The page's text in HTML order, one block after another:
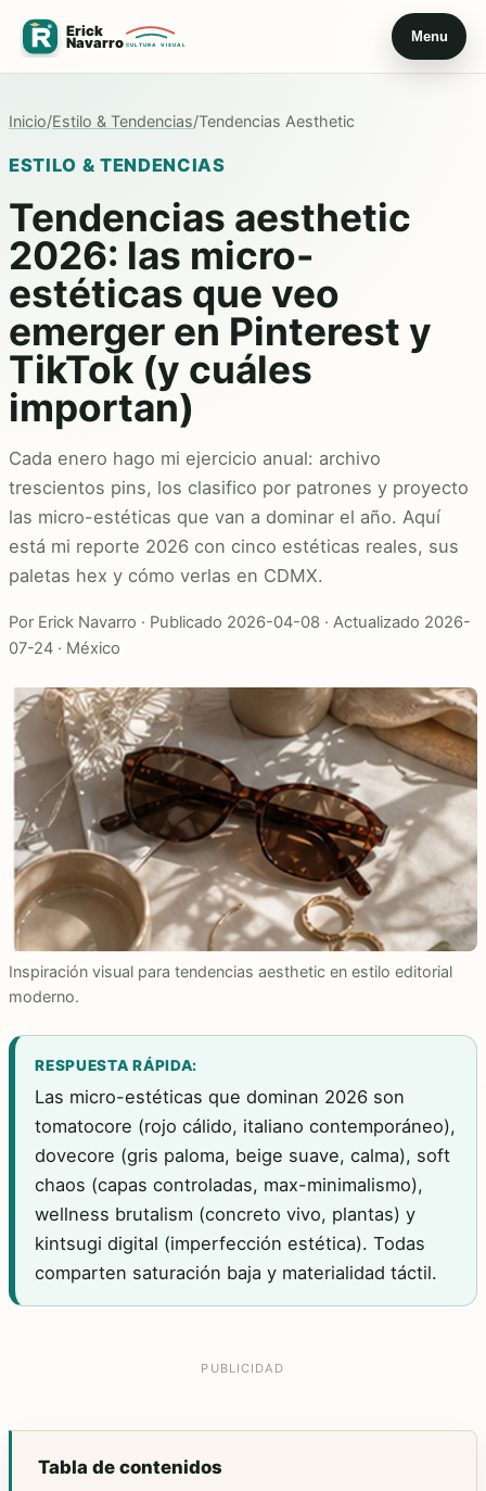
Menu
Inicio/Estilo & Tendencias/Tendencias Aesthetic
ESTILO & TENDENCIAS
Tendencias aesthetic
2026: las micro-
estéticas que veo
emerger en Pinterest y
TikTok (y cuáles
importan)
Cada enero hago mi ejercicio anual: archivo
trescientos pins, los clasifico por patrones y proyecto
las micro-estéticas que van a dominar el año. Aquí
está mi reporte 2026 con cinco estéticas reales, sus
paletas hex y cómo verlas en CDMX.
Por Erick Navarro · Publicado 2026-04-08 · Actualizado 2026-
07-24 · México
Inspiración visual para tendencias aesthetic en estilo editorial
moderno.
RESPUESTA RÁPIDA:
Las micro-estéticas que dominan 2026 son
tomatocore (rojo cálido, italiano contemporáneo),
dovecore (gris paloma, beige suave, calma), soft
chaos (capas controladas, max-minimalismo),
wellness brutalism (concreto vivo, plantas) y
kintsugi digital (imperfección estética). Todas
comparten saturación baja y materialidad táctil.
Tabla de contenidos